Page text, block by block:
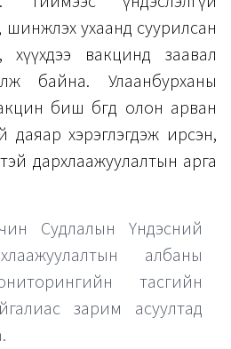
шинжлэх ухаанд суурилсан
хүүхдээ вакцинд заавал
байна. Улаанбурханы
биш бөгөөд олон арван
даяар хэрэглэгдэж ирсэн,
дархлаажуулалтын арга
Судлалын Үндэсний
албаны
тасгийн
зарим асуултад